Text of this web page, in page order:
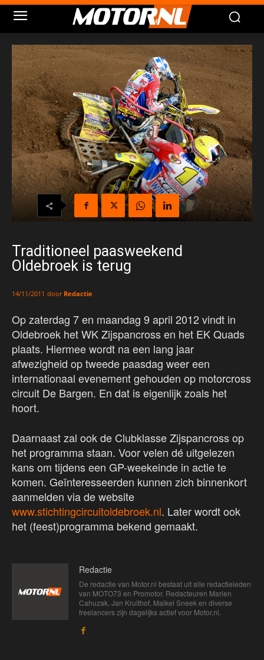
Traditioneel paasweekend
Oldebroek is terug
14/11/2011 door Redactie
Op zaterdag 7 en maandag 9 april 2012 vindt in
Oldebroek het WK Zijspancross en het EK Quads
plaats. Hiermee wordt na een lang jaar
afwezigheid op tweede paasdag weer een
internationaal evenement gehouden op motorcross
circuit De Bargen. En dat is eigenlijk zoals het
hoort.
Daarnaast zal ook de Clubklasse Zijspancross op
het programma staan. Voor velen dé uitgelezen
kans om tijdens een GP-weekeinde in actie te
komen. Geïnteresseerden kunnen zich binnenkort
aanmelden via de website
www.stichtingcircuitoldebroek.nl. Later wordt ook
het (feest)programma bekend gemaakt.
Redactie
De redactie van Motor.nl bestaat uit alle redactieleden
van MOTO73 en Promotor. Redacteuren Marien
Cahuzak, Jan Kruithof, Maikel Sneek en diverse
freelancers zijn dagelijks actief voor Motor.nl.